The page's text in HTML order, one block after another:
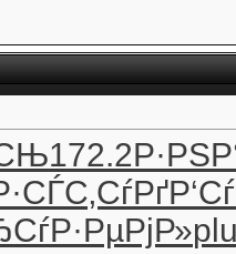
172.2
СЃС‚СѓРґ
Р·РµРјР»